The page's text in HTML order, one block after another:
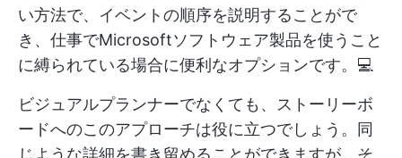
い方法で、イベントの順序を説明することがで
き、仕事でMicrosoftソフトウェア製品を使うこと
に縛られている場合に便利なオプションです。💻
ビジュアルプランナーでなくても、ストーリーボ
ードへのこのアプローチは役に立つでしょう。同
じような詳細を書き留めることができますが、そ